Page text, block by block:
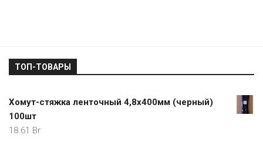
ТОП-ТОВАРЫ
Хомут-стяжка ленточный 4,8х400мм (черный)
100шт
18.61 Br